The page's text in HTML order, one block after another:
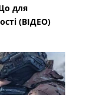
для
(ВІДЕО)